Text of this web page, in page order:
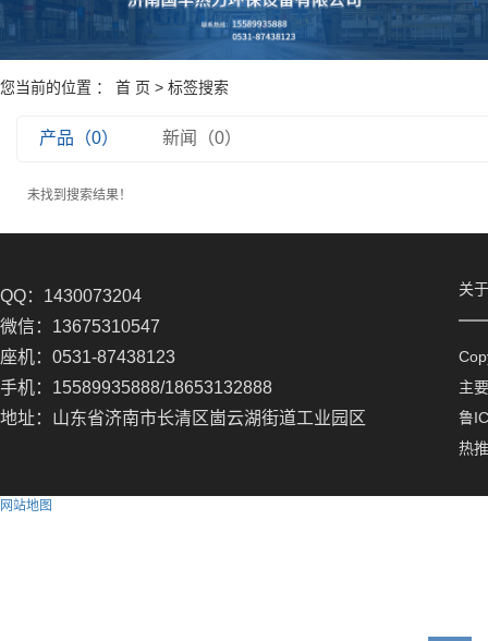
您当前的位置 ： 首 页 > 标签搜索
产品（0） 新闻（0）
未找到搜索结果！
QQ：1430073204
微信：13675310547
座机：0531-87438123
手机：15589935888/18653132888
地址：山东省济南市长清区崮云湖街道工业园区
关
主
鲁
热
网站地图